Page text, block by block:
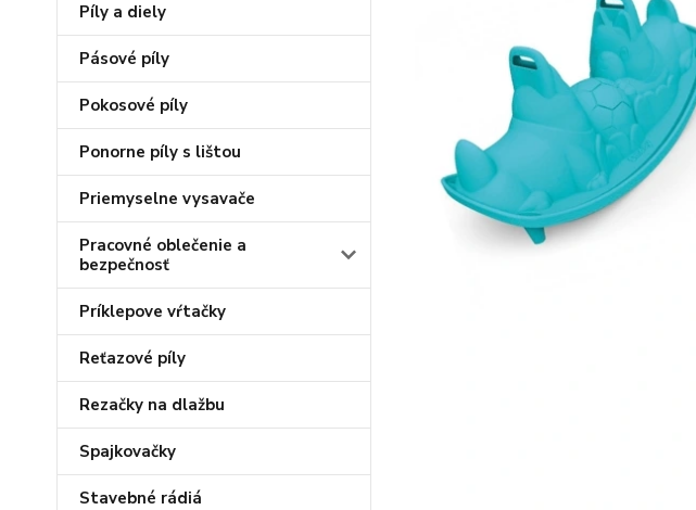
Píly a diely
Pásové píly
Pokosové píly
Ponorne píly s lištou
Priemyselne vysavače
Pracovné oblečenie a
bezpečnosť
Príklepove vŕtačky
Reťazové píly
Rezačky na dlažbu
Spajkovačky
Stavebné rádiá